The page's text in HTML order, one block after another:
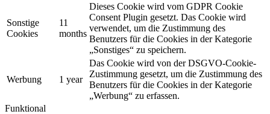
Sonstige
Cookies
11
months
Dieses Cookie wird vom GDPR Cookie
Consent Plugin gesetzt. Das Cookie wird
verwendet, um die Zustimmung des
Benutzers für die Cookies in der Kategorie
„Sonstiges“ zu speichern.
Werbung 1 year
Das Cookie wird von der DSGVO-Cookie-
Zustimmung gesetzt, um die Zustimmung des
Benutzers für die Cookies in der Kategorie
„Werbung“ zu erfassen.
Funktional